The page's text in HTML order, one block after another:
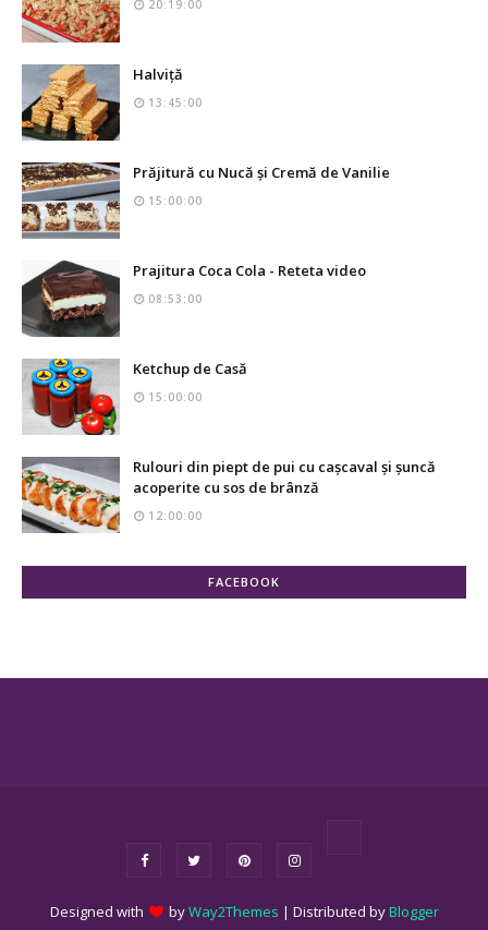
20:19:00
Halviță
13:45:00
Prăjitură cu Nucă și Cremă de Vanilie
15:00:00
Prajitura Coca Cola - Reteta video
08:53:00
Ketchup de Casă
15:00:00
Rulouri din piept de pui cu cașcaval și șuncă
acoperite cu sos de brânză
12:00:00
FACEBOOK
Designed with byWay2Themes | Distributed byBlogger